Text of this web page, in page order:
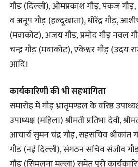
गौड़ (दिल्ली), ओमप्रकाश गौड़, पंकज गौड़,
व अनूप गौड़ (हल्दूखाता), धीरेंद्र गौड़,
(मवाकोट), अजय गौड़, प्रमोद गौड़ नवल
चन्द्र गौड़ (मवाकोट), एकेश्वर गौड़ (उदय
आदि।
कार्यकारिणी की भी सहभागिता
समारोह में गौड़ भ्रातृमण्डल के वरिष्ठ
उपाध्यक्ष (महिला) श्रीमती प्रतिभा देवी,
आचार्य सुमन चंद्र गौड़, सहसचिव श्रीकांत
गौड़ (नई दिल्ली), संगठन सचिव संजीव